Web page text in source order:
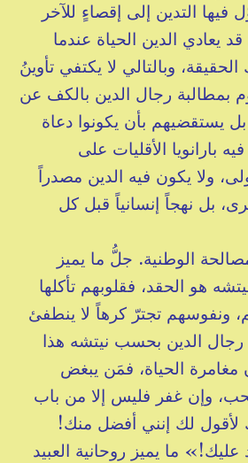
فيها التدين إلى إقصاءٍ للآخر
الدين الحياة عندما
وبالتالي لا يكتفي تأوينُ
بمطالبة رجال الدين بالكف عن
يستقضيهم بأن يكونوا دعاة
بارانويا الأقليات على
ولا يكون فيه الدين مصدراً
بل نهجاً إنسانياً قبل كل
الوطنية. جلُّ ما يميز
هو الحقد، فقلوبهم تأكلها
ونفوسهم تجترّ كرهاً لا ينطفئ
رجال الدين بحسب نيتشه هذا
مغامرة الحياة، فمَن يبغض
وإن غفر فليس إلا من باب
لك إنني أفضل منك!
ما يميز روحانية العبيد